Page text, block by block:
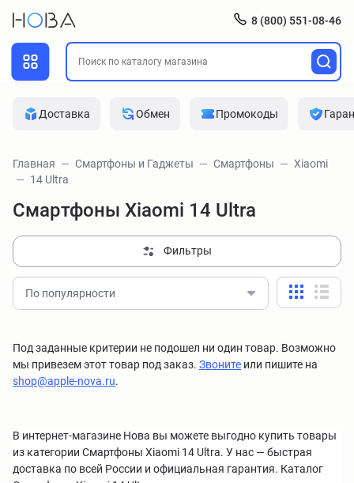
8 (800) 551-08-46
Доставка Обмен Промокоды
Главная Смартфоны и Гаджеты Смартфоны
Xiaomi
14 Ultra
Смартфоны Xiaomi 14 Ultra
Фильтры
По популярности
Под заданные критерии не подошел ни один товар. Возможно
мы привезем этот товар под заказ. Звоните или пишите на
shop@apple-nova.ru.
В интернет-магазине Нова вы можете выгодно купить товары
из категории Смартфоны Xiaomi 14 Ultra. У нас — быстрая
доставка по всей России и официальная гарантия. Каталог